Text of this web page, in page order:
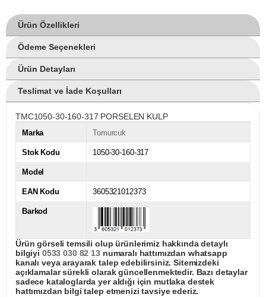
Ürün Özellikleri
Ödeme Seçenekleri
Ürün Detayları
Teslimat ve İade Koşulları
TMC1050-30-160-317 PORSELEN KULP
Marka Tomurcuk
Stok Kodu 1050-30-160-317
Model
EAN Kodu 3605321012373
Barkod
Ürün görseli temsili olup ürünlerimiz hakkında detaylı
bilgiyi 0533 030 82 13numaralı hattımızdan whatsapp
kanalı veya arayarak talep edebilirsiniz. Sitemizdeki
açıklamalar sürekli olarak güncellenmektedir. Bazı detaylar
sadece kataloglarda yer aldığı için mutlaka destek
hattımızdan bilgi talep etmenizi tavsiye ederiz.